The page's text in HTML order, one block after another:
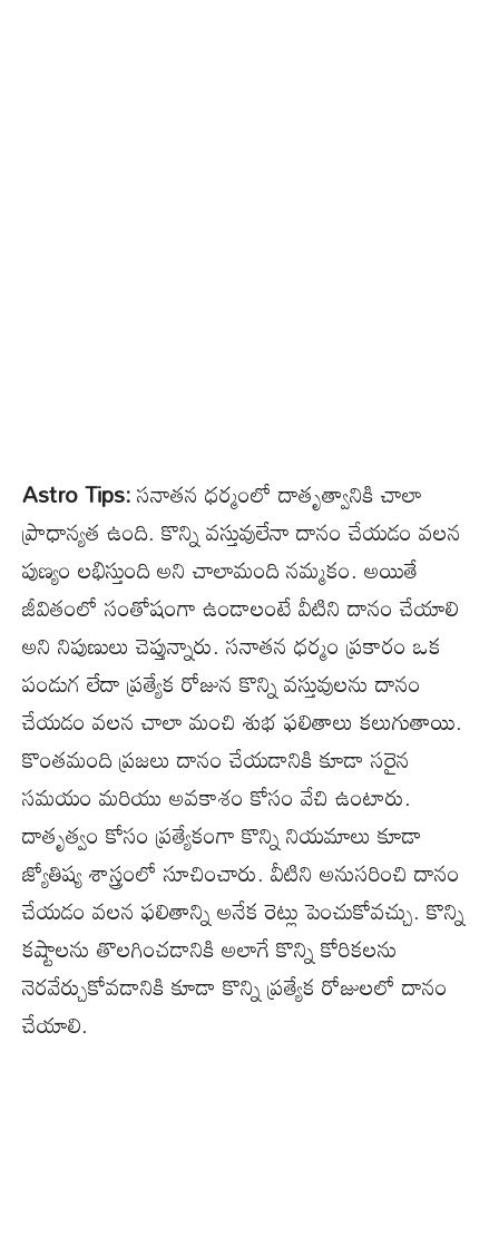
Astro Tips:సనాతన ధర్మంలో దాతృత్వానికి చాలా
ప్రాధాన్యత ఉంది. కొన్ని వస్తువులేనా దానం చేయడం వలన
పుణ్యం లభిస్తుంది అని చాలామంది నమ్మకం. అయితే
జీవితంలో సంతోషంగా ఉండాలంటే వీటిని దానం చేయాలి
అని నిపుణులు చెప్తున్నారు. సనాతన ధర్మం ప్రకారం ఒక
పండుగ లేదా ప్రత్యేక రోజున కొన్ని వస్తువులను దానం
చేయడం వలన చాలా మంచి శుభ ఫలితాలు కలుగుతాయి.
కొంతమంది ప్రజలు దానం చేయడానికి కూడా సరైన
సమయం మరియు అవకాశం కోసం వేచి ఉంటారు.
దాతృత్వం కోసం ప్రత్యేకంగా కొన్ని నియమాలు కూడా
జ్యోతిష్య శాస్త్రంలో సూచించారు. వీటిని అనుసరించి దానం
చేయడం వలన ఫలితాన్ని అనేక రెట్లు పెంచుకోవచ్చు. కొన్ని
కష్టాలను తొలగించడానికి అలాగే కొన్ని కోరికలను
నెరవేర్చుకోవడానికి కూడా కొన్ని ప్రత్యేక రోజులలో దానం
చేయాలి.